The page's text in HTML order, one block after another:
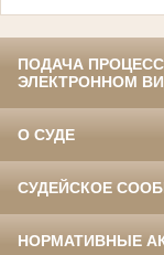
ПОДАЧА
ЭЛЕКТРОННОМ
О СУДЕ
СУДЕЙСКОЕ
НОРМАТИВНЫЕ